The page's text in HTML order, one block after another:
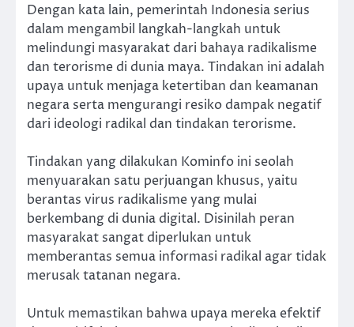
Dengan kata lain, pemerintah Indonesia serius
dalam mengambil langkah-langkah untuk
melindungi masyarakat dari bahaya radikalisme
dan terorisme di dunia maya. Tindakan ini adalah
upaya untuk menjaga ketertiban dan keamanan
negara serta mengurangi resiko dampak negatif
dari ideologi radikal dan tindakan terorisme.
Tindakan yang dilakukan Kominfo ini seolah
menyuarakan satu perjuangan khusus, yaitu
berantas virus radikalisme yang mulai
berkembang di dunia digital. Disinilah peran
masyarakat sangat diperlukan untuk
memberantas semua informasi radikal agar tidak
merusak tatanan negara.
Untuk memastikan bahwa upaya mereka efektif